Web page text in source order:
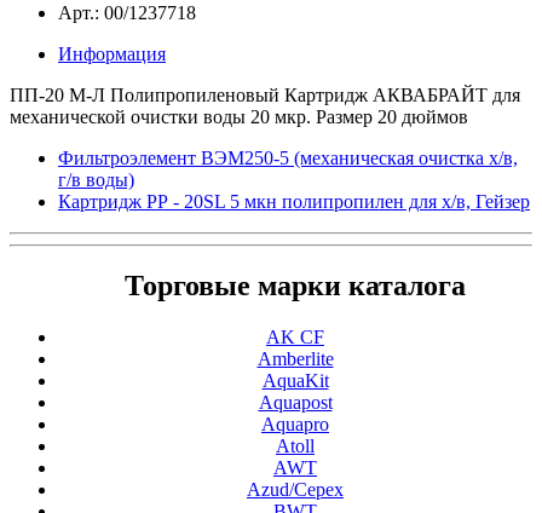
Арт.: 00/1237718
Информация
ПП-20 М-Л Полипропиленовый Картридж АКВАБРАЙТ для
механической очистки воды 20 мкр. Размер 20 дюймов
Фильтроэлемент ВЭМ250-5 (механическая очистка х/в,
г/в воды)
Картридж РР - 20SL 5 мкн полипропилен для х/в, Гейзер
Торговые марки каталога
AK CF
Amberlite
AquaKit
Aquapost
Aquapro
Atoll
AWT
Azud/Cepex